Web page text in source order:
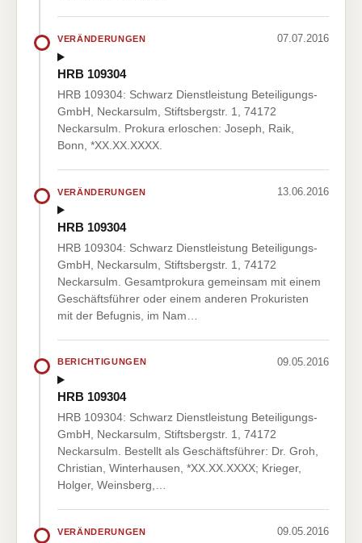
VERÄNDERUNGEN 07.07.2016
HRB 109304
HRB 109304: Schwarz Dienstleistung Beteiligungs-
GmbH, Neckarsulm, Stiftsbergstr. 1, 74172
Neckarsulm. Prokura erloschen: Joseph, Raik,
Bonn, *XX.XX.XXXX.
VERÄNDERUNGEN 13.06.2016
HRB 109304
HRB 109304: Schwarz Dienstleistung Beteiligungs-
GmbH, Neckarsulm, Stiftsbergstr. 1, 74172
Neckarsulm. Gesamtprokura gemeinsam mit einem
Geschäftsführer oder einem anderen Prokuristen
mit der Befugnis, im Nam…
BERICHTIGUNGEN 09.05.2016
HRB 109304
HRB 109304: Schwarz Dienstleistung Beteiligungs-
GmbH, Neckarsulm, Stiftsbergstr. 1, 74172
Neckarsulm. Bestellt als Geschäftsführer: Dr. Groh,
Christian, Winterhausen, *XX.XX.XXXX; Krieger,
Holger, Weinsberg,…
VERÄNDERUNGEN 09.05.2016